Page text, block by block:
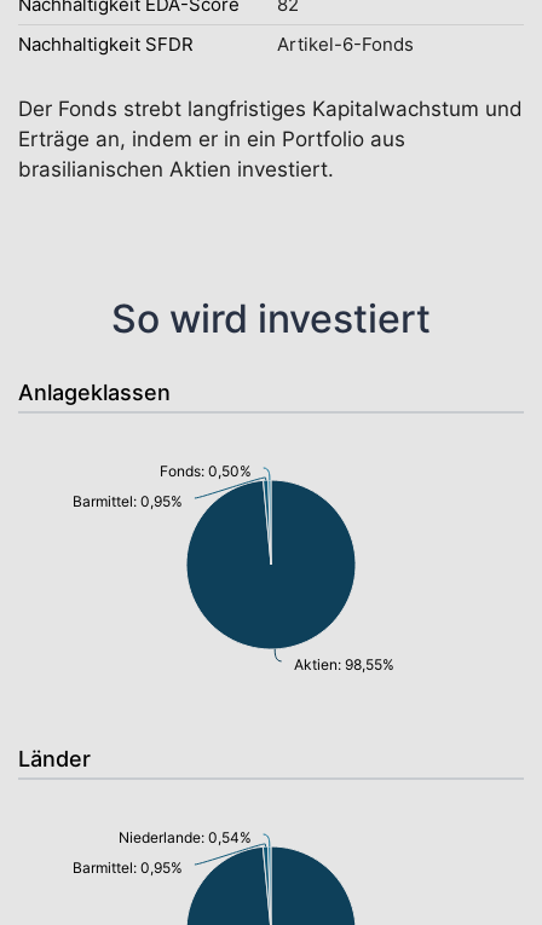
Nachhaltigkeit SFDR
Artikel-6-Fonds
Der Fonds strebt langfristiges Kapitalwachstum und
Erträge an, indem er in ein Portfolio aus
brasilianischen Aktien investiert.
So wird investiert
Anlageklassen
Aktien: 98,55%
Barmittel: 0,95%
Fonds: 0,50%
Länder
Barmittel: 0,95%
Niederlande: 0,54%